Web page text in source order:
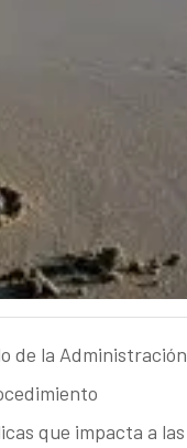
de la Administración
que impacta a las
A